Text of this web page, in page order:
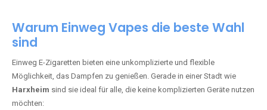
Warum Einweg Vapes die beste Wahl
sind
Einweg E-Zigaretten bieten eine unkomplizierte und flexible
Möglichkeit, das Dampfen zu genießen. Gerade in einer Stadt wie
Harxheim sind sie ideal für alle, die keine komplizierten Geräte nutzen
möchten: